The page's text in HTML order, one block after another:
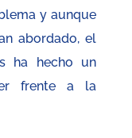
y aunque
abordado, el
ha hecho un
frente a la